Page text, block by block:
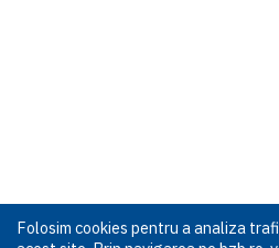
Folosim cookies pentru a analiza